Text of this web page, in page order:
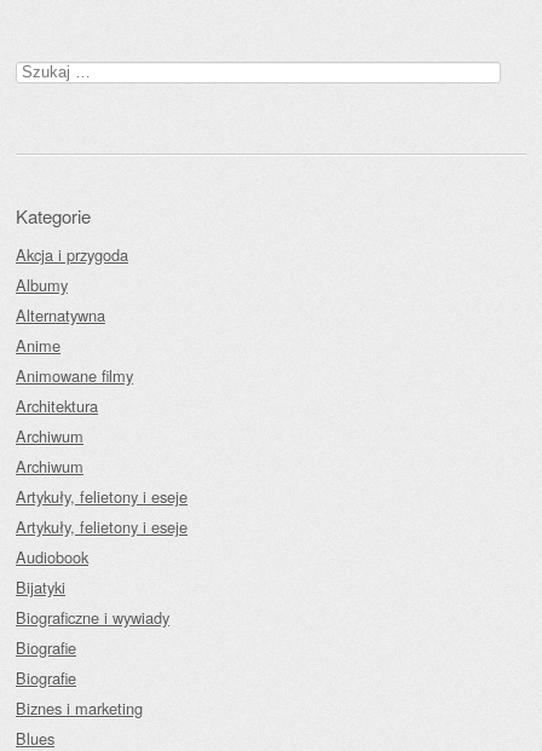
Szukaj:
Kategorie
Akcja i przygoda
Albumy
Alternatywna
Anime
Animowane filmy
Architektura
Archiwum
Archiwum
Artykuły, felietony i eseje
Artykuły, felietony i eseje
Audiobook
Bijatyki
Biograficzne i wywiady
Biografie
Biografie
Biznes i marketing
Blues